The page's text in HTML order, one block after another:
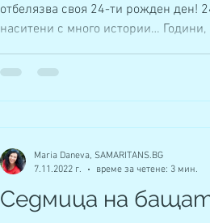
отбелязва своя 24-ти рожден ден!
наситени с много истории… Години,
Седмица на
Maria Daneva, SAMARITANS.BG
7.11.2022 г.
време за четене: 3 мин.